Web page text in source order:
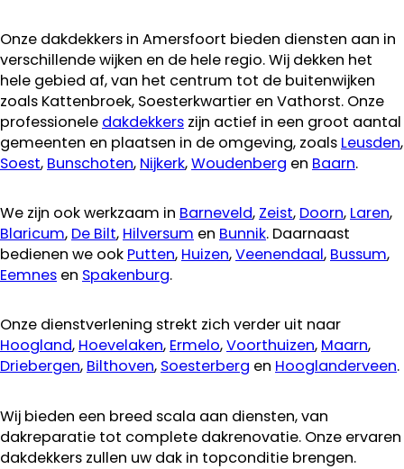
Onze dakdekkers in Amersfoort bieden diensten aan in
verschillende wijken en de hele regio. Wij dekken het
hele gebied af, van het centrum tot de buitenwijken
zoals Kattenbroek, Soesterkwartier en Vathorst. Onze
professionele dakdekkers zijn actief in een groot aantal
gemeenten en plaatsen in de omgeving, zoals Leusden,
Soest, Bunschoten, Nijkerk,Woudenberg en Baarn.
We zijn ook werkzaam in Barneveld, Zeist, Doorn, Laren,
Blaricum, De Bilt, Hilversum en Bunnik. Daarnaast
bedienen we ook Putten, Huizen,Veenendaal, Bussum,
Eemnes en Spakenburg.
Onze dienstverlening strekt zich verder uit naar
Hoogland, Hoevelaken, Ermelo,Voorthuizen, Maarn,
Driebergen, Bilthoven, Soesterberg en Hooglanderveen.
Wij bieden een breed scala aan diensten, van
dakreparatie tot complete dakrenovatie. Onze ervaren
dakdekkers zullen uw dak in topconditie brengen.